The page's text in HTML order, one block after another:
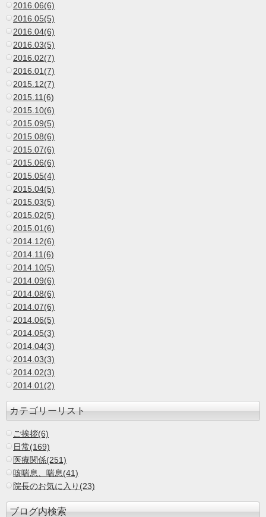
2016.06(6)
2016.05(5)
2016.04(6)
2016.03(5)
2016.02(7)
2016.01(7)
2015.12(7)
2015.11(6)
2015.10(6)
2015.09(5)
2015.08(6)
2015.07(6)
2015.06(6)
2015.05(4)
2015.04(5)
2015.03(5)
2015.02(5)
2015.01(6)
2014.12(6)
2014.11(6)
2014.10(5)
2014.09(6)
2014.08(6)
2014.07(6)
2014.06(5)
2014.05(3)
2014.04(3)
2014.03(3)
2014.02(3)
2014.01(2)
カテゴリーリスト
ご挨拶(6)
日常(169)
医療関係(251)
咳喘息、喘息(41)
院長のお気に入り(23)
ブログ内検索